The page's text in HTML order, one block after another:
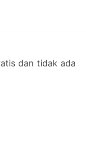
dan tidak ada